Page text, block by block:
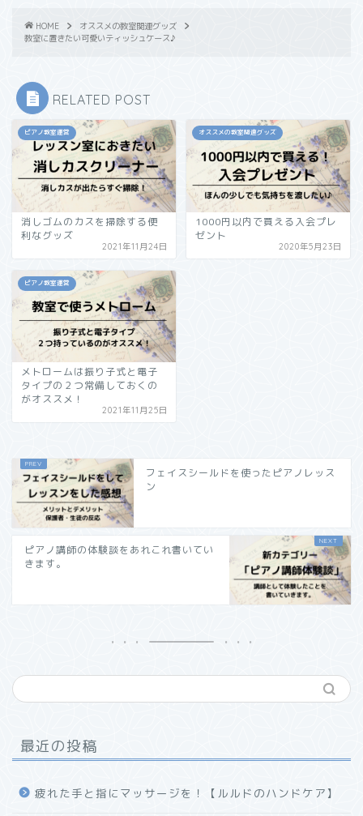
HOME
オススメの教室関連グッズ
教室に置きたい可愛いティッシュケース♪
RELATED POST
ピアノ教室運営
消しゴムのカスを掃除する便
利なグッズ
2021年11月24日
オススメの教室関連グッズ
1000円以内で買える入会プレ
ゼント
2020年5月23日
ピアノ教室運営
メトロームは振り子式と電子
タイプの２つ常備しておくの
がオススメ！
2021年11月25日
フェイスシールドを使ったピアノレッス
ン
ピアノ講師の体験談をあれこれ書いてい
きます。
最近の投稿
疲れた手と指にマッサージを！【ルルドのハンドケア】